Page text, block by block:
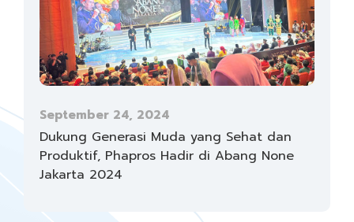
September 24, 2024
Dukung Generasi Muda yang Sehat dan
Produktif, Phapros Hadir di Abang None
Jakarta 2024